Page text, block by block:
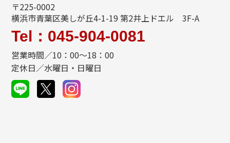
〒225-0002
横浜市青葉区美しが丘4-1-19 第2井上ドエル 3F-A
Tel：045-904-0081
営業時間／10：00～18：00
定休日／水曜日・日曜日